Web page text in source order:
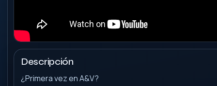
Descripción
¿Primera vez en A&V?